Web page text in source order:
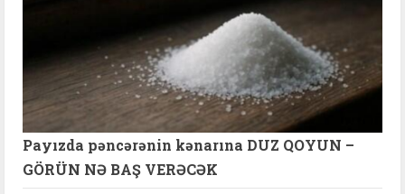
Payızda pəncərənin kənarına DUZ QOYUN –
GÖRÜN NƏ BAŞ VERƏCƏK